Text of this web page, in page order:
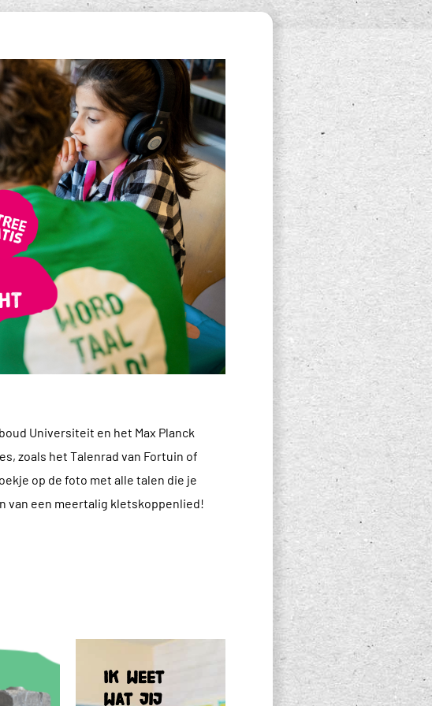
Universiteit en het Max Planck
zoals het Talenrad van Fortuin of
op de foto met alle talen die je
van een meertalig kletskoppenlied!
Ik weet
wat jij